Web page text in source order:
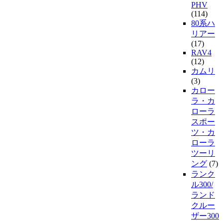
PHV
(114)
80系ハ
リアー
(17)
RAV4
(12)
カムリ
(3)
カロー
ラ・カ
ローラ
スポー
ツ・カ
ローラ
ツーリ
ング (7)
ランク
ル300/
ランド
クルー
ザー300